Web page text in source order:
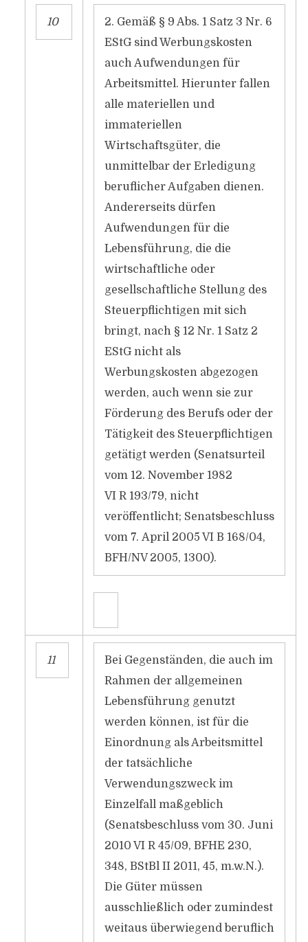
10
2. Gemäß § 9 Abs. 1 Satz 3 Nr. 6
EStG sind Werbungskosten
auch Aufwendungen für
Arbeitsmittel. Hierunter fallen
alle materiellen und
immateriellen
Wirtschaftsgüter, die
unmittelbar der Erledigung
beruflicher Aufgaben dienen.
Andererseits dürfen
Aufwendungen für die
Lebensführung, die die
wirtschaftliche oder
gesellschaftliche Stellung des
Steuerpflichtigen mit sich
bringt, nach § 12 Nr. 1 Satz 2
EStG nicht als
Werbungskosten abgezogen
werden, auch wenn sie zur
Förderung des Berufs oder der
Tätigkeit des Steuerpflichtigen
getätigt werden (Senatsurteil
vom 12. November 1982
VI R 193/79, nicht
veröffentlicht; Senatsbeschluss
vom 7. April 2005 VI B 168/04,
BFH/NV 2005, 1300).
11
Bei Gegenständen, die auch im
Rahmen der allgemeinen
Lebensführung genutzt
werden können, ist für die
Einordnung als Arbeitsmittel
der tatsächliche
Verwendungszweck im
Einzelfall maßgeblich
(Senatsbeschluss vom 30. Juni
2010 VI R 45/09, BFHE 230,
348, BStBl II 2011, 45, m.w.N.).
Die Güter müssen
ausschließlich oder zumindest
weitaus überwiegend beruflich